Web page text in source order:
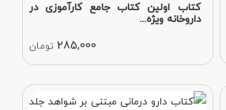
کتاب اولین کتاب جامع کارآموزی در
داروخانه ویژه...
285,000 تومان